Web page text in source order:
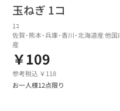
玉ねぎ 1コ
1ｺ
佐賀･熊本･兵庫･香川･北海道産 他国
産
￥109
参考税込 ￥118
お一人様12点限り